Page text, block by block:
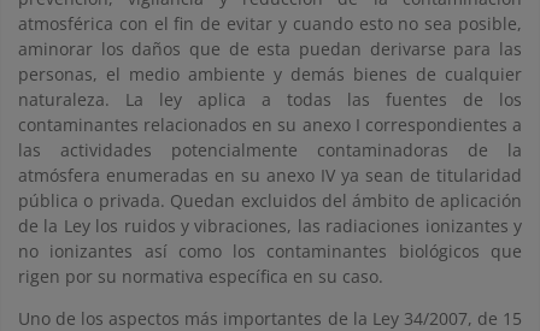
atmosférica con el fin de evitar y cuando esto no sea posible,
aminorar los daños que de esta puedan derivarse para las
personas, el medio ambiente y demás bienes de cualquier
naturaleza. La ley aplica a todas las fuentes de los
contaminantes relacionados en su anexo I correspondientes a
las actividades potencialmente contaminadoras de la
atmósfera enumeradas en su anexo IV ya sean de titularidad
pública o privada. Quedan excluidos del ámbito de aplicación
de la Ley los ruidos y vibraciones, las radiaciones ionizantes y
no ionizantes así como los contaminantes biológicos que
rigen por su normativa específica en su caso.
Uno de los aspectos más importantes de la Ley 34/2007, de 15